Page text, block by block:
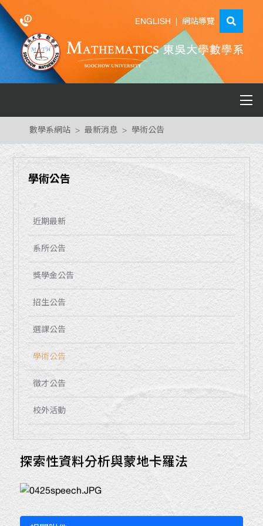
ENGLISH | 網站導覽
數學系網站 最新消息 學術公告
學術公告
近期最新
系所公告
獎學金公告
招生公告
選課公告
學術公告
徵才公告
校外活動
探索性資料分析與蒙地卡羅法